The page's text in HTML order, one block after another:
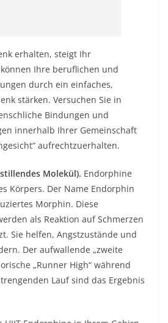
erhalten, steigt Ihr
Ihre beruflichen und
durch ein einfaches,
stärken. Versuchen Sie in
Bindungen und
innerhalb Ihrer Gemeinschaft
aufrechtzuerhalten.
Molekül). Endorphine
Körpers. Der Name Endorphin
Morphin. Diese
als Reaktion auf Schmerzen
Sie helfen, Angstzustände und
Der aufwallende „zweite
„Runner High“ während
Lauf sind das Ergebnis